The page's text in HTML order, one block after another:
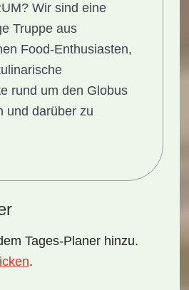
Wir sind eine
Truppe aus
Food-Enthusiasten,
rund um den Globus
und darüber zu
Tages-Planer hinzu.
.